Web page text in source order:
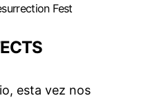
Fest
esta vez nos